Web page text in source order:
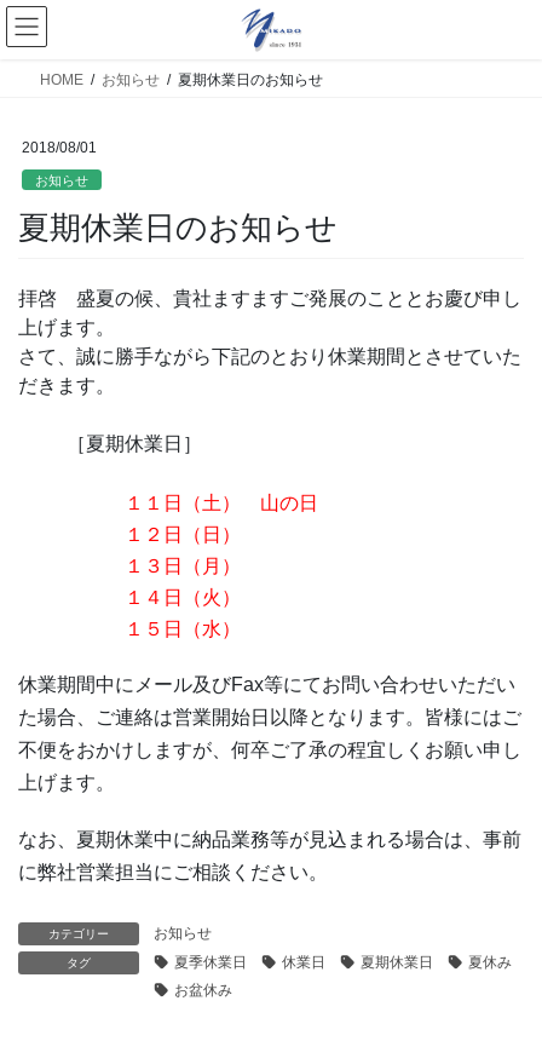
HOME お知らせ 夏期休業日のお知らせ
2018/08/01
お知らせ
夏期休業日のお知らせ
拝啓 盛夏の候、貴社ますますご発展のこととお慶び申し
上げます。
さて、誠に勝手ながら下記のとおり休業期間とさせていた
だきます。
［夏期休業日］
１１日（土） 山の日
１２日（日）
１３日（月）
１４日（火）
１５日（水）
休業期間中にメール及びFax等にてお問い合わせいただい
た場合、ご連絡は営業開始日以降となります。皆様にはご
不便をおかけしますが、何卒ご了承の程宜しくお願い申し
上げます。
なお、夏期休業中に納品業務等が見込まれる場合は、事前
に弊社営業担当にご相談ください。
カテゴリー お知らせ
タグ 夏季休業日 休業日 夏期休業日
夏休み
お盆休み